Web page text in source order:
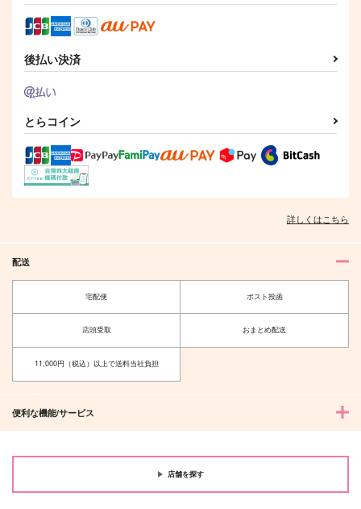
後払い決済
とらコイン
詳しくはこちら
配送
宅配便 ポスト投函
店頭受取 おまとめ配送
11,000円（税込）以上で送料当社負担
便利な機能/サービス
店舗を探す